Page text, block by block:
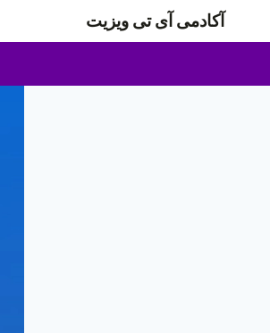
بازگشتآکادمی آی تی ویزیت